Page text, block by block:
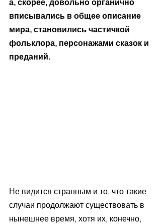
а, скорее, довольно органично
вписывались в общее описание
мира, становились частичкой
фольклора, персонажами сказок и
преданий.
Не видится странным и то, что такие
случаи продолжают существовать в
нынешнее время, хотя их, конечно,